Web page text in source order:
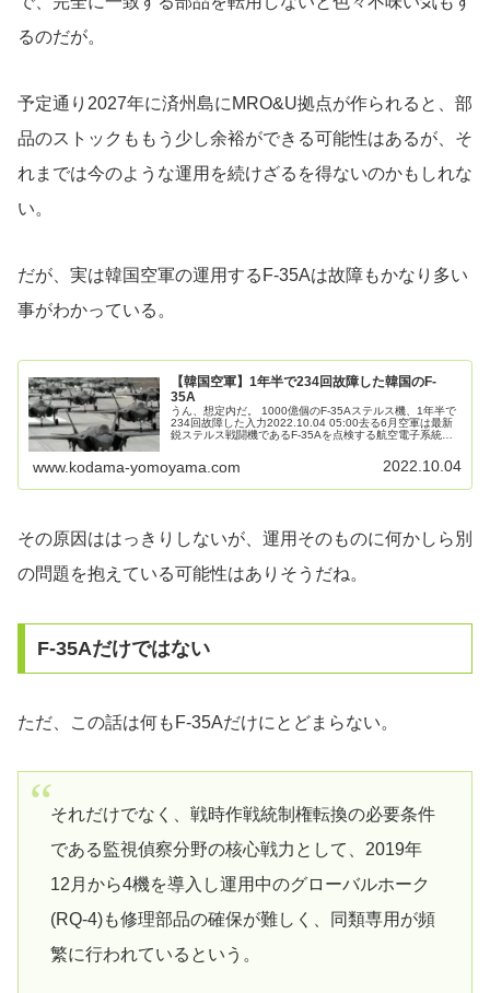
るのだが。
予定通り2027年に済州島にMRO&U拠点が作られると、部
品のストックももう少し余裕ができる可能性はあるが、そ
れまでは今のような運用を続けざるを得ないのかもしれな
い。
だが、実は韓国空軍の運用するF-35Aは故障もかなり多い
事がわかっている。
【韓国空軍】1年半で234回故障した韓国のF-
35A
うん、想定内だ。 1000億個のF-35Aステルス機、1年半で
234回故障した入力2022.10.04 05:00去る6月空軍は最新
鋭ステルス戦闘機であるF-35Aを点検する航空電子系統欠
www.kodama-yomoyama.com 2022.10.04
その原因ははっきりしないが、運用そのものに何かしら別
の問題を抱えている可能性はありそうだね。
F-35Aだけではない
ただ、この話は何もF-35Aだけにとどまらない。
それだけでなく、戦時作戦統制権転換の必要条件
である監視偵察分野の核心戦力として、2019年
12月から4機を導入し運用中のグローバルホーク
(RQ-4)も修理部品の確保が難しく、同類専用が頻
繁に行われているという。